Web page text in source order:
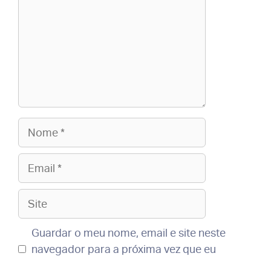
Guardar o meu nome, email e site neste
navegador para a próxima vez que eu